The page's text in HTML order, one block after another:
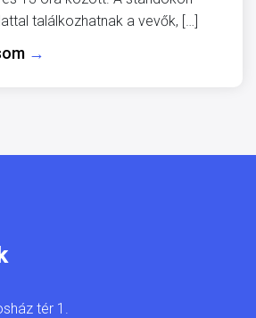
találkozhatnak a vevők, […]
→
tér 1.